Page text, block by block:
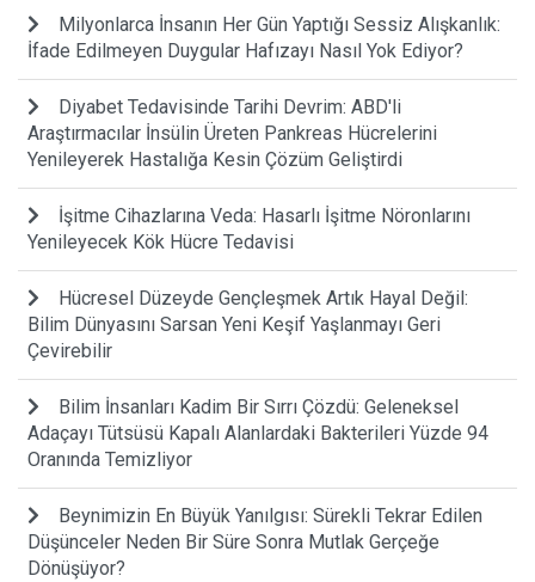
Milyonlarca İnsanın Her Gün Yaptığı Sessiz Alışkanlık:
İfade Edilmeyen Duygular Hafızayı Nasıl Yok Ediyor?
Diyabet Tedavisinde Tarihi Devrim: ABD'li
Araştırmacılar İnsülin Üreten Pankreas Hücrelerini
Yenileyerek Hastalığa Kesin Çözüm Geliştirdi
İşitme Cihazlarına Veda: Hasarlı İşitme Nöronlarını
Yenileyecek Kök Hücre Tedavisi
Hücresel Düzeyde Gençleşmek Artık Hayal Değil:
Bilim Dünyasını Sarsan Yeni Keşif Yaşlanmayı Geri
Çevirebilir
Bilim İnsanları Kadim Bir Sırrı Çözdü: Geleneksel
Adaçayı Tütsüsü Kapalı Alanlardaki Bakterileri Yüzde 94
Oranında Temizliyor
Beynimizin En Büyük Yanılgısı: Sürekli Tekrar Edilen
Düşünceler Neden Bir Süre Sonra Mutlak Gerçeğe
Dönüşüyor?